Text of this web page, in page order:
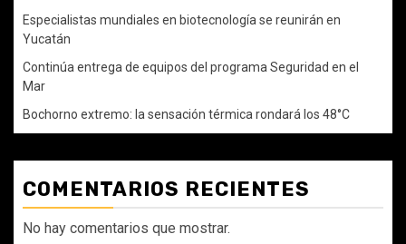
Especialistas mundiales en biotecnología se reunirán en
Yucatán
Continúa entrega de equipos del programa Seguridad en el
Mar
Bochorno extremo: la sensación térmica rondará los 48°C
COMENTARIOS RECIENTES
No hay comentarios que mostrar.